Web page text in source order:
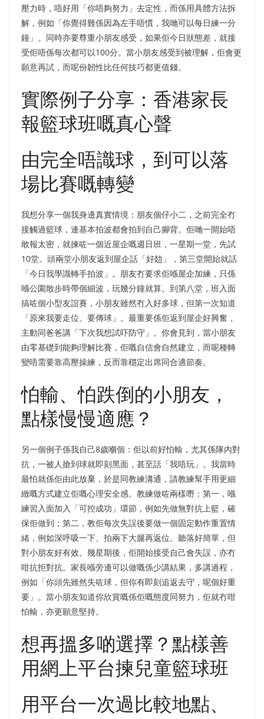
壓力時，唔好用「你唔夠努力」去定性，而係用具體方法拆
解，例如「你覺得難係因為左手唔慣，我哋可以每日練一分
鐘」。同時亦要尊重小朋友感受，如果佢今日狀態差，就接
受佢唔係每次都可以100分。當小朋友感受到被理解，佢會更
願意再試，而呢份韌性比任何技巧都更值錢。
實際例子分享：香港家長
報籃球班嘅真心聲
由完全唔識球，到可以落
場比賽嘅轉變
我想分享一個我身邊真實情境：朋友個仔小二，之前完全冇
接觸過籃球，連基本拍波都會拍到自己腳背。佢哋一開始唔
敢報太密，就揀咗一個近屋企嘅週日班，一星期一堂，先試
10堂。頭兩堂小朋友返到屋企話「好攰」，第三堂開始就話
「今日我學識轉手拍波」。朋友冇要求佢喺屋企加練，只係
喺公園散步時帶個細波，玩幾分鐘就算。到第八堂，班入面
搞咗個小型友誼賽，小朋友雖然冇入好多球，但第一次知道
「原來我要走位、要傳球」。最重要係佢返到屋企好興奮，
主動同爸爸講「下次我想試吓防守」。你會見到，當小朋友
由零基礎到能夠理解比賽，佢嘅自信會自然建立，而呢種轉
變唔需要靠高壓操練，反而靠穩定出席同合適節奏。
怕輸、怕跌倒的小朋友，
點樣慢慢適應？
另一個例子係我自己8歲嗰個：佢以前好怕輸，尤其係隊內對
抗，一被人搶到球就即刻黑面，甚至話「我唔玩」。我當時
最怕就係佢由此放棄，於是同教練溝通，請教練幫手用更細
緻嘅方式建立佢嘅心理安全感。教練做咗兩樣嘢：第一，喺
練習入面加入「可控成功」環節，例如先做無對抗上籃，確
保佢做到；第二，教佢每次失誤後要做一個固定動作重置情
緒，例如深呼吸一下、拍兩下大腿再返位。聽落好簡單，但
對小朋友好有效。幾星期後，佢開始接受自己會失誤，亦冇
咁抗拒對抗。家長喺旁邊可以做嘅係少講結果，多講過程，
例如「你頭先雖然失咗球，但你有即刻追返去守，呢個好重
要」。當小朋友知道你欣賞嘅係佢嘅態度同努力，佢就冇咁
怕輸，亦更願意堅持。
想再搵多啲選擇？點樣善
用網上平台揀兒童籃球班
用平台一次過比較地點、